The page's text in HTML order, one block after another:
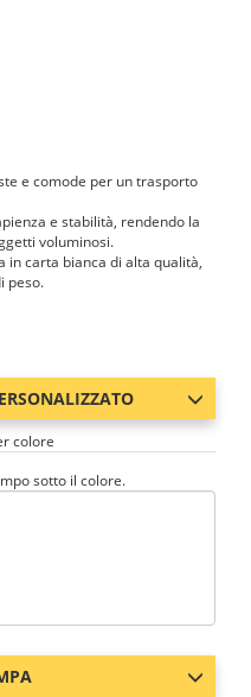
e comode per un trasporto
e stabilità, rendendo la
voluminosi.
in carta bianca di alta qualità,
peso.
colore
sotto il colore.